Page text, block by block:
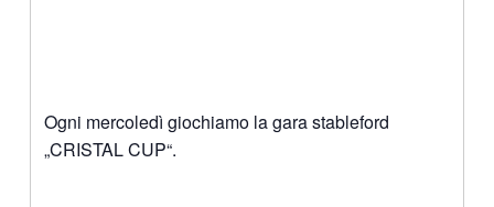
Ogni mercoledì giochiamo la gara stableford
„CRISTAL CUP“.